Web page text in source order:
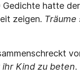
hatte
zeigen.
Kind zu beten.